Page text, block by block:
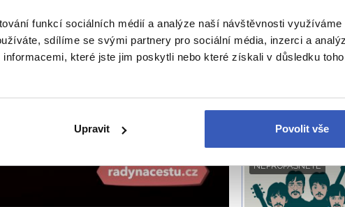
funkcí sociálních médií a analýze naší návštěvnosti využíváme
sdílíme se svými partnery pro sociální média, inzerci a
které jste jim poskytli nebo které získali v důsledku
Upravit Povolit vše
OBLÍBENÁ MÍSTA
NEPROPÁSNĚTE